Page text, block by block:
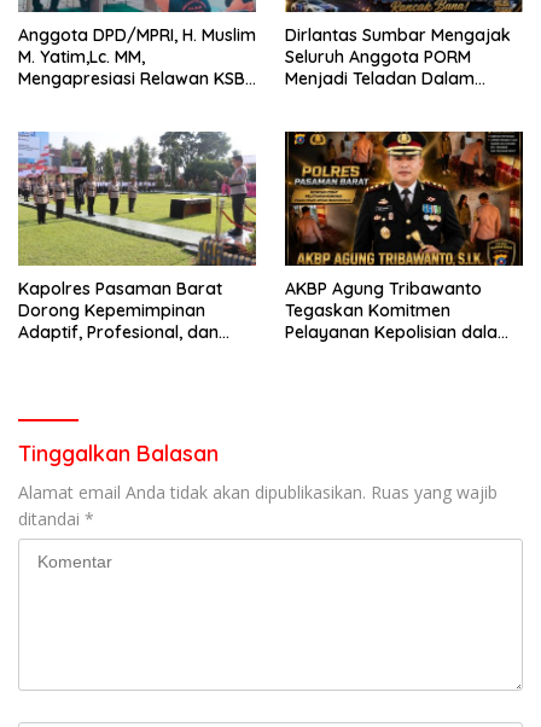
Anggota DPD/MPRI, H. Muslim
M. Yatim,Lc. MM,
Mengapresiasi Relawan KSB
Bencana
Dirlantas Sumbar Mengajak
Seluruh Anggota PORM
Menjadi Teladan Dalam
Perlengkapan Keselamatan
Berkendara
Kapolres Pasaman Barat
Dorong Kepemimpinan
Adaptif, Profesional, dan
AKBP Agung Tribawanto
Tegaskan Komitmen
Pelayanan Kepolisian dalam
Tinggalkan Balasan
Alamat email Anda tidak akan dipublikasikan. Ruas yang wajib
ditandai *